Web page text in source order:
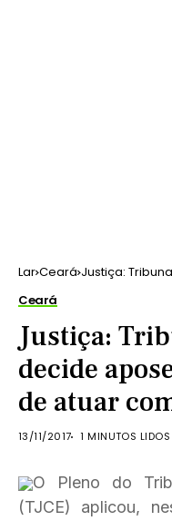
Lar Ceará Justiça:
Ceará
Justiça:
decide
de atuar
13/11/2017 1 MINUTOS LIDOS
O Pleno do
(TJCE) aplicou,